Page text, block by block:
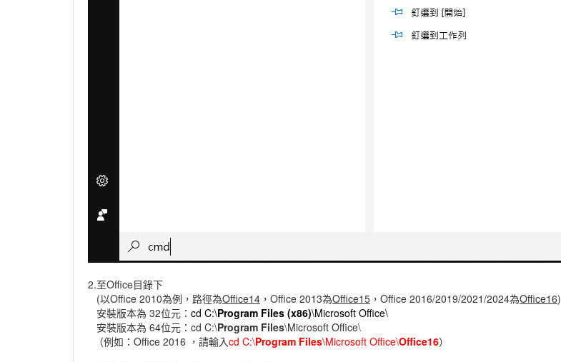
2.至Office目錄下
(以Office 2010為例，路徑為Office14 ，Office 2013為Office15 ，Office 2016/2019/2021/2024為Office16)
安裝版本為 32位元： cd C:\Program Files (x86)\Microsoft Office\
安裝版本為 64位元：cd C:\Program Files\Microsoft Office\
（例如：Office 2016 ，請輸入cd C:\Program Files\Microsoft Office\Office16）